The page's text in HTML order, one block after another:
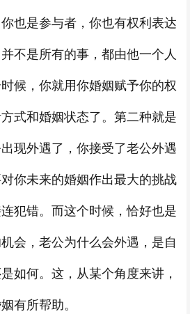
也是参与者，你也有权利表达
不是所有的事，都由他一个人
候，你就用你婚姻赋予你的权
式和婚姻状态了。第二种就是
现外遇了，你接受了老公外遇
你未来的婚姻作出最大的挑战
犯错。而这个时候，恰好也是
会，老公为什么会外遇，是自
如何。这，从某个角度来讲，
有所帮助。